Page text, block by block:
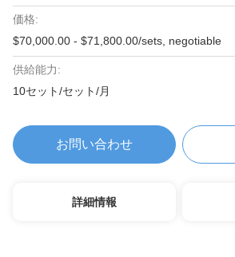
価格:
$70,000.00 - $71,800.00/sets, negotiable
供給能力:
10セット/セット/月
お問い合わせ
詳細情報